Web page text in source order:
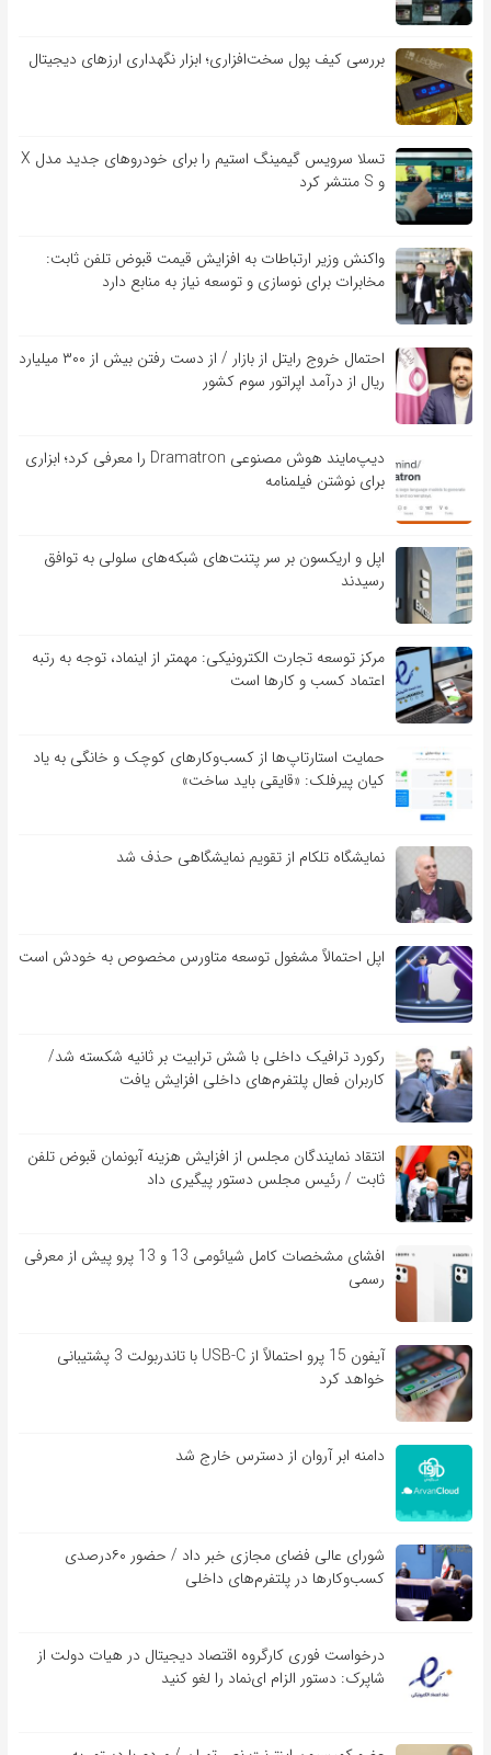
بررسی کیف‌ پول سخت‌افزاری؛ ابزار نگهداری ارزهای دیجیتال
تسلا سرویس گیمینگ استیم را برای خودروهای جدید مدل X
و S منتشر کرد
واکنش وزیر ارتباطات به افزایش قیمت قبوض تلفن ثابت:
مخابرات برای نوسازی و توسعه نیاز به منابع دارد
احتمال خروج رایتل از بازار / از دست رفتن بیش از ۳۰۰ میلیارد
ریال از درآمد اپراتور سوم کشور
دیپ‌مایند هوش مصنوعی Dramatron را معرفی کرد؛ ابزاری
برای نوشتن فیلمنامه
اپل و اریکسون بر سر پتنت‌های شبکه‌های سلولی به توافق
رسیدند
مرکز توسعه تجارت الکترونیکی: مهمتر از اینماد، توجه به رتبه
اعتماد کسب و کارها است
حمایت استارتاپ‌ها از کسب‌وکارهای کوچک و خانگی به یاد
کیان پیرفلک: «قایقی باید ساخت»
نمایشگاه تلکام از تقویم نمایشگاهی حذف شد
اپل احتمالاً مشغول توسعه متاورس مخصوص به خودش است
رکورد ترافیک داخلی با شش ترابیت بر ثانیه شکسته شد/
کاربران فعال پلتفرم‌های داخلی افزایش یافت
انتقاد نمایندگان مجلس از افزایش هزینه آبونمان قبوض تلفن
ثابت / رئیس مجلس دستور پیگیری داد
افشای مشخصات کامل شیائومی 13 و 13 پرو پیش از معرفی
رسمی
آیفون 15 پرو احتمالاً از USB-C با تاندربولت 3 پشتیبانی
خواهد کرد
دامنه ابر آروان از دسترس خارج شد
شورای عالی فضای مجازی خبر داد / حضور ۶۰درصدی
کسب‌و‌کارها در پلتفرم‌های داخلی
درخواست فوری کارگروه اقتصاد دیجیتال در هیات دولت از
شاپرک: دستور الزام ای‌نماد را لغو کنید